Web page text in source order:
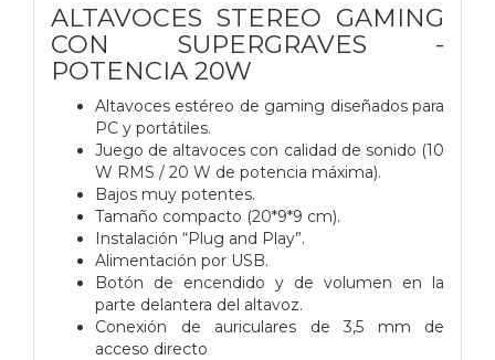
ALTAVOCES STEREO GAMING
CON SUPERGRAVES -
POTENCIA 20W
Altavoces estéreo de gaming diseñados para
PC y portátiles.
Juego de altavoces con calidad de sonido (10
W RMS / 20 W de potencia máxima).
Bajos muy potentes.
Tamaño compacto (20*9*9 cm).
Instalación “Plug and Play”.
Alimentación por USB.
Botón de encendido y de volumen en la
parte delantera del altavoz.
Conexión de auriculares de 3,5 mm de
acceso directo